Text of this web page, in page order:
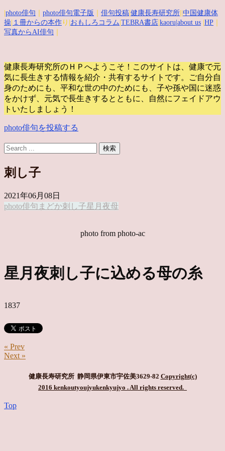
photo俳句 photo俳句電子版 俳句投稿 健康長寿研究所 中国健康体
操 １冊からの本作 り| おもしろコラム TEBRA書店 kaoru |about us HP
写真からAI俳句
健康長寿研究所のＨＰへようこそ！このサイトは、健康で元
気に長生きする情報を紹介・共有するサイトです。
ご自分自
身のためにも、平和な世の中のためにも、子や孫や国に迷惑
をかけず、元気で長生きするとともに、自然にフェイドアウ
トいたしましょう！
photo俳句を投稿する
刺し子
2021年06月08日
photo俳句 まどか刺し子星月夜母
photo from photo-ac
星月夜刺し子に込める母の糸
1837
« Prev
Next »
健康長寿研究所 静岡県伊東市宇佐美3629-82 Copyright(c)
2016 kenkoutyoujyukenkyujyo . All rights reserved.
Top